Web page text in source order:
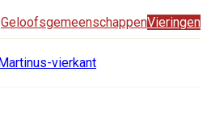
GeloofsgemeenschappenVieringen